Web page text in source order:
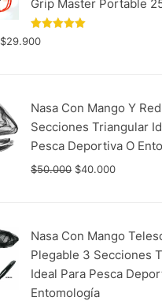
Grip Master Portable
Valorado
con
$29.900
Nasa Con Mango Y
Secciones Triangular
Pesca Deportiva O
$50.000 $40.000
Nasa Con Mango
Plegable 3 Secciones
Ideal Para Pesca
Entomología